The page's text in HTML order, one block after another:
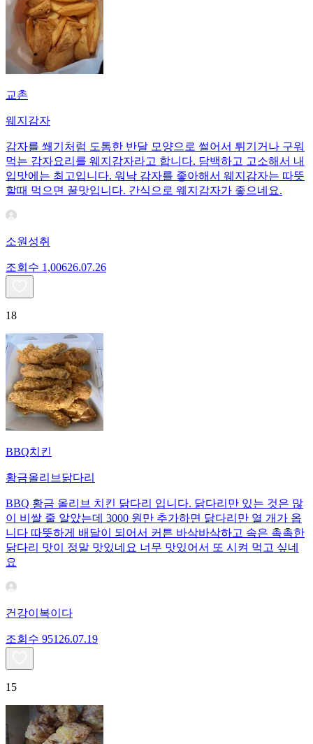
교촌
웨지감자
감자를 쐐기처럼 도톰한 반달 모양으로 썰어서 튀기거나 구워
먹는 감자요리를 웨지감자라고 합니다. 담백하고 고소해서 내
입맛에는 최고입니다. 워낙 감자를 좋아해서 웨지감자는 따뜻
할때 먹으면 꿀맛입니다. 간식으로 웨지감자가 좋으네요.
소원성취
조회수 1,00626.07.26
18
BBQ치킨
황금올리브닭다리
BBQ 황금 올리브 치킨 닭다리 입니다. 닭다리만 있는 것은 많
이 비쌀 줄 알았는데 3000 원만 추가하면 닭다리만 열 개가 옵
니다 따뜻하게 배달이 되어서 커튼 바삭바삭하고 속은 촉촉한
닭다리 맛이 정말 맛있네요 너무 맛있어서 또 시켜 먹고 싶네
요
건강이복이다
조회수 951 26.07.19
15